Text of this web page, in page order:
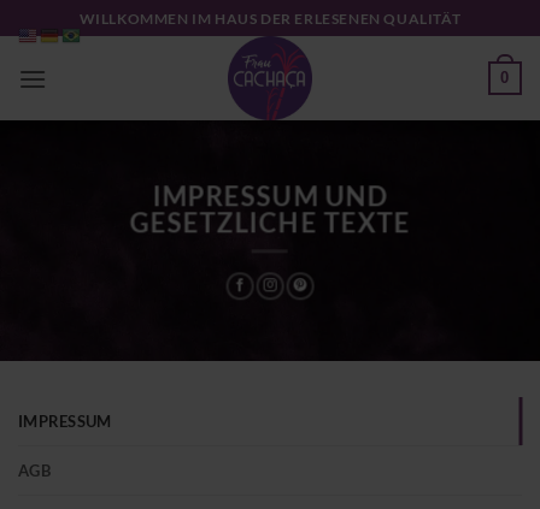
Inhalt
springen
WILLKOMMEN IM HAUS DER ERLESENEN QUALITÄT
0
IMPRESSUM UND
GESETZLICHE TEXTE
IMPRESSUM
AGB